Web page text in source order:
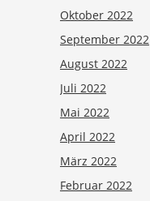
Oktober 2022
September 2022
August 2022
Juli 2022
Mai 2022
April 2022
März 2022
Februar 2022